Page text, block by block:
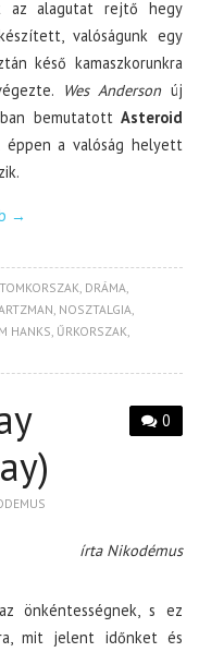
az alagutat rejtő hegy
valóságunk egy
késő kamaszkorunkra
Wes Andersonúj
bemutatott Asteroid
éppen a valóság helyett
→
DRÁMA
NOSZTALGIA
HANKS ŰRKORSZAK
0
írta Nikodémus
önkéntességnek, s ez
mit jelent időnket és